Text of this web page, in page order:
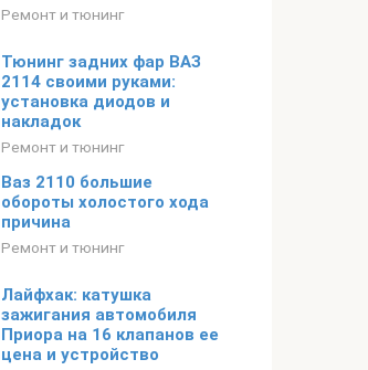
Ремонт и тюнинг
Тюнинг задних фар ВАЗ
2114 своими руками:
установка диодов и
накладок
Ремонт и тюнинг
Ваз 2110 большие
обороты холостого хода
причина
Ремонт и тюнинг
Лайфхак: катушка
зажигания автомобиля
Приора на 16 клапанов ее
цена и устройство